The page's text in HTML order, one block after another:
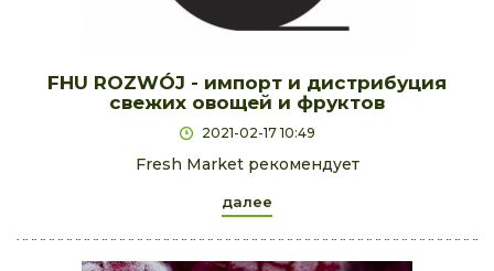
FHU ROZWÓJ - импорт и дистрибуция
свежих овощей и фруктов
2021-02-17 10:49
Fresh Market рекомендует
далее